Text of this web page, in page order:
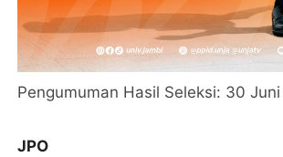
Pengumuman Hasil Seleksi: 30
JPO